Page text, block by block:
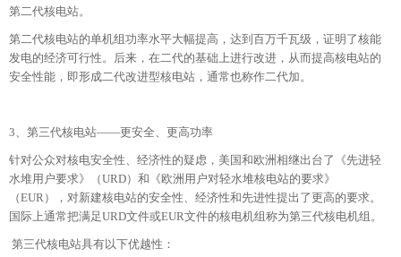
第二代核电站。
第二代核电站的单机组功率水平大幅提高，达到百万千瓦级，证明了核能
发电的经济可行性。后来，在二代的基础上进行改进，从而提高核电站的
安全性能，即形成二代改进型核电站，通常也称作二代加。
3、第三代核电站——更安全、更高功率
针对公众对核电安全性、经济性的疑虑，美国和欧洲相继出台了《先进轻
水堆用户要求》（URD）和《欧洲用户对轻水堆核电站的要求》
（EUR），对新建核电站的安全性、经济性和先进性提出了更高的要求。
国际上通常把满足URD文件或EUR文件的核电机组称为第三代核电机组。
第三代核电站具有以下优越性：